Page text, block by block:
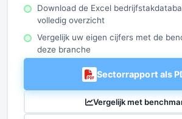
Download de Excel
volledig overzicht
Vergelijk uw eigen cijfers met de
deze branche
Sectorrapport als
Vergelijk met